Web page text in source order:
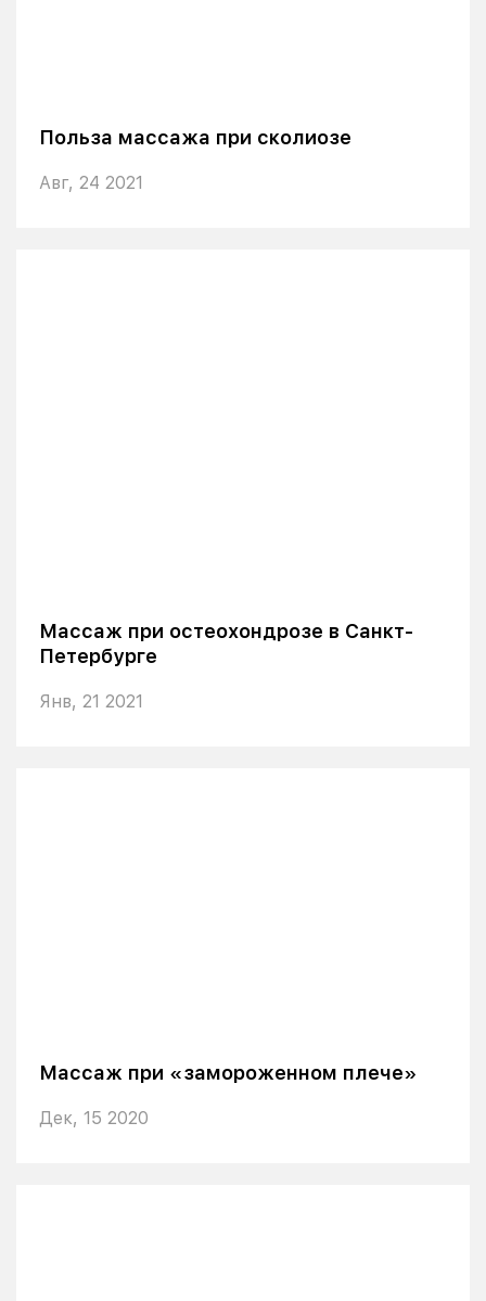
Польза массажа при сколиозе
Авг, 24 2021
Массаж при остеохондрозе в Санкт-
Петербурге
Янв, 21 2021
Массаж при «замороженном плече»
Дек, 15 2020